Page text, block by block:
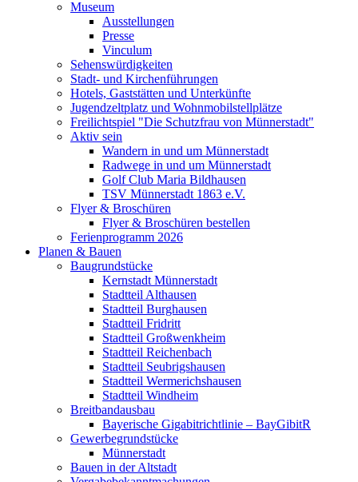
Museum
Ausstellungen
Presse
Vinculum
Sehenswürdigkeiten
Stadt- und Kirchenführungen
Hotels, Gaststätten und Unterkünfte
Jugendzeltplatz und Wohnmobilstellplätze
Freilichtspiel "Die Schutzfrau von Münnerstadt"
Aktiv sein
Wandern in und um Münnerstadt
Radwege in und um Münnerstadt
Golf Club Maria Bildhausen
TSV Münnerstadt 1863 e.V.
Flyer & Broschüren
Flyer & Broschüren bestellen
Ferienprogramm 2026
Planen & Bauen
Baugrundstücke
Kernstadt Münnerstadt
Stadtteil Althausen
Stadtteil Burghausen
Stadtteil Fridritt
Stadtteil Großwenkheim
Stadtteil Reichenbach
Stadtteil Seubrigshausen
Stadtteil Wermerichshausen
Stadtteil Windheim
Breitbandausbau
Bayerische Gigabitrichtlinie – BayGibitR
Gewerbegrundstücke
Münnerstadt
Bauen in der Altstadt